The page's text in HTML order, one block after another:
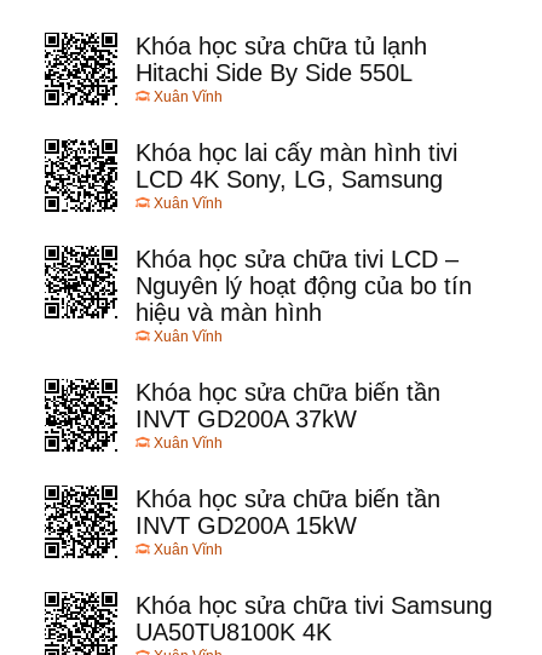
Khóa học sửa chữa tủ lạnh
Hitachi Side By Side 550L
Xuân Vĩnh
Khóa học lai cấy màn hình tivi
LCD 4K Sony, LG, Samsung
Xuân Vĩnh
Khóa học sửa chữa tivi LCD –
Nguyên lý hoạt động của bo tín
hiệu và màn hình
Xuân Vĩnh
Khóa học sửa chữa biến tần
INVT GD200A 37kW
Xuân Vĩnh
Khóa học sửa chữa biến tần
INVT GD200A 15kW
Xuân Vĩnh
Khóa học sửa chữa tivi Samsung
UA50TU8100K 4K